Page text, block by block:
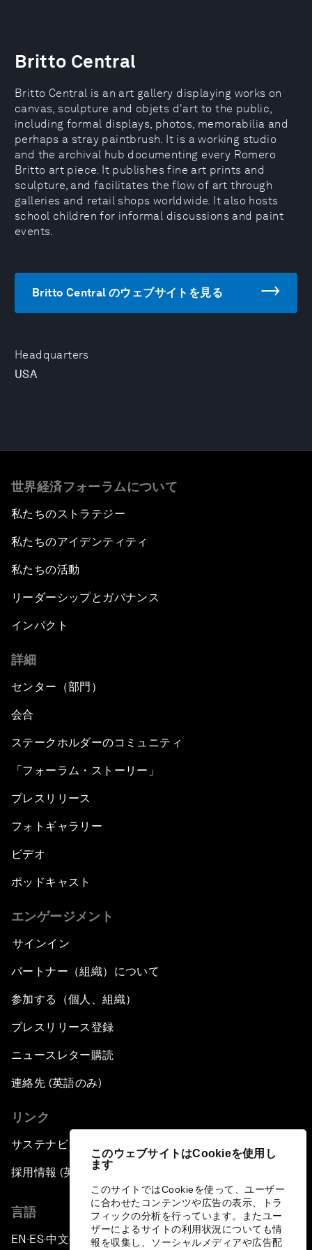
このウェブサイトはCookieを使用し
ます
このサイトではCookieを使って、ユーザー
に合わせたコンテンツや広告の表示、トラ
フィックの分析を行っています。またユー
ザーによるサイトの利用状況についても情
報を収集し、ソーシャルメディアや広告配
Headquarters
USA
Britto Central
Britto Central is an art gallery displaying works on
canvas, sculpture and objets d'art to the public,
including formal displays, photos, memorabilia and
perhaps a stray paintbrush. It is a working studio
and the archival hub documenting every Romero
Britto art piece. It publishes fine art prints and
sculpture, and facilitates the flow of art through
galleries and retail shops worldwide. It also hosts
school children for informal discussions and paint
events.
Britto Central のウェブサイトを見る
世界経済フォーラムについて
私たちのストラテジー
私たちのアイデンティティ
私たちの活動
リーダーシップとガバナンス
インパクト
詳細
センター（部門）
会合
ステークホルダーのコミュニティ
「フォーラム・ストーリー」
プレスリリース
フォトギャラリー
ビデオ
ポッドキャスト
エンゲージメント
サインイン
パートナー（組織）について
参加する（個人、組織）
プレスリリース登録
ニュースレター購読
連絡先 (英語のみ)
リンク
サステナビリティへの取り組み
採用情報 (英語のみ)
言語
EN ▪ES▪中文▪ 日本語